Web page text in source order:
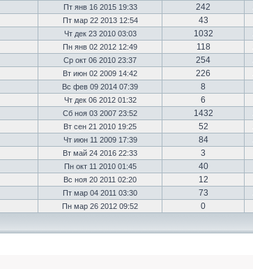
Пт янв 16 2015 19:33 242
Пт мар 22 2013 12:54 43
Чт дек 23 2010 03:03 1032
Пн янв 02 2012 12:49 118
Ср окт 06 2010 23:37 254
Вт июн 02 2009 14:42 226
Вс фев 09 2014 07:39 8
Чт дек 06 2012 01:32 6
Сб ноя 03 2007 23:52 1432
Вт сен 21 2010 19:25 52
Чт июн 11 2009 17:39 84
Вт май 24 2016 22:33 3
Пн окт 11 2010 01:45 40
Вс ноя 20 2011 02:20 12
Пт мар 04 2011 03:30 73
Пн мар 26 2012 09:52 0